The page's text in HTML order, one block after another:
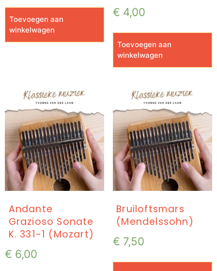
Toevoegen aan
winkelwagen
€ 4,00
Toevoegen aan
winkelwagen
Andante
Grazioso Sonate
K. 331-1 (Mozart)
€ 6,00
Bruiloftsmars
(Mendelssohn)
€ 7,50